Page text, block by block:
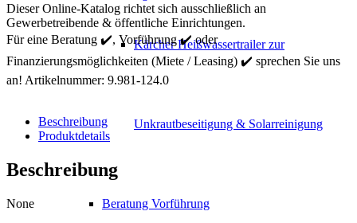
Kärcher Heißwassertrailer zur
Unkrautbeseitigung & Solarreinigung
Beratung Vorführung
30°
ø
100
/
100
/
Menge
Dieser Online-Katalog richtet sich ausschließlich an
Gewerbetreibende & öffentliche Einrichtungen.
Für eine Beratung ✔️, Vorführung ✔️ oder
Finanzierungsmöglichkeiten (Miete / Leasing) ✔️ sprechen Sie uns
an! Artikelnummer: 9.981-124.0
Beschreibung
Produktdetails
Beschreibung
None